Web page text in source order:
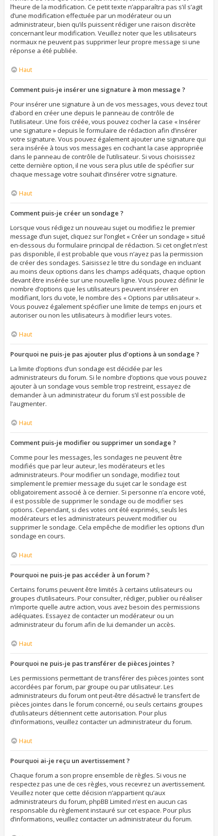
l’heure de la modification. Ce petit texte n’apparaîtra pas s’il s’agit
d’une modification effectuée par un modérateur ou un
administrateur, bien qu’ils puissent rédiger une raison discrète
concernant leur modification. Veuillez noter que les utilisateurs
normaux ne peuvent pas supprimer leur propre message si une
réponse a été publiée.
Haut
Comment puis-je insérer une signature à mon message ?
Pour insérer une signature à un de vos messages, vous devez tout
d’abord en créer une depuis le panneau de contrôle de
l’utilisateur. Une fois créée, vous pouvez cocher la case « Insérer
une signature » depuis le formulaire de rédaction afin d’insérer
votre signature. Vous pouvez également ajouter une signature qui
sera insérée à tous vos messages en cochant la case appropriée
dans le panneau de contrôle de l’utilisateur. Si vous choisissez
cette dernière option, il ne vous sera plus utile de spécifier sur
chaque message votre souhait d’insérer votre signature.
Haut
Comment puis-je créer un sondage ?
Lorsque vous rédigez un nouveau sujet ou modifiez le premier
message d’un sujet, cliquez sur l’onglet « Créer un sondage » situé
en-dessous du formulaire principal de rédaction. Si cet onglet n’est
pas disponible, il est probable que vous n’ayez pas la permission
de créer des sondages. Saisissez le titre du sondage en incluant
au moins deux options dans les champs adéquats, chaque option
devant être insérée sur une nouvelle ligne. Vous pouvez définir le
nombre d’options que les utilisateurs peuvent insérer en
modifiant, lors du vote, le nombre des « Options par utilisateur ».
Vous pouvez également spécifier une limite de temps en jours et
autoriser ou non les utilisateurs à modifier leurs votes.
Haut
Pourquoi ne puis-je pas ajouter plus d’options à un sondage ?
La limite d’options d’un sondage est décidée par les
administrateurs du forum. Si le nombre d’options que vous pouvez
ajouter à un sondage vous semble trop restreint, essayez de
demander à un administrateur du forum s’il est possible de
l’augmenter.
Haut
Comment puis-je modifier ou supprimer un sondage ?
Comme pour les messages, les sondages ne peuvent être
modifiés que par leur auteur, les modérateurs et les
administrateurs. Pour modifier un sondage, modifiez tout
simplement le premier message du sujet car le sondage est
obligatoirement associé à ce dernier. Si personne n’a encore voté,
il est possible de supprimer le sondage ou de modifier ses
options. Cependant, si des votes ont été exprimés, seuls les
modérateurs et les administrateurs peuvent modifier ou
supprimer le sondage. Cela empêche de modifier les options d’un
sondage en cours.
Haut
Pourquoi ne puis-je pas accéder à un forum ?
Certains forums peuvent être limités à certains utilisateurs ou
groupes d’utilisateurs. Pour consulter, rédiger, publier ou réaliser
n’importe quelle autre action, vous avez besoin des permissions
adéquates. Essayez de contacter un modérateur ou un
administrateur du forum afin de lui demander un accès.
Haut
Pourquoi ne puis-je pas transférer de pièces jointes ?
Les permissions permettant de transférer des pièces jointes sont
accordées par forum, par groupe ou par utilisateur. Les
administrateurs du forum ont peut-être désactivé le transfert de
pièces jointes dans le forum concerné, ou seuls certains groupes
d’utilisateurs détiennent cette autorisation. Pour plus
d’informations, veuillez contacter un administrateur du forum.
Haut
Pourquoi ai-je reçu un avertissement ?
Chaque forum a son propre ensemble de règles. Si vous ne
respectez pas une de ces règles, vous recevrez un avertissement.
Veuillez noter que cette décision n’appartient qu’aux
administrateurs du forum, phpBB Limited n’est en aucun cas
responsable du règlement instauré sur cet espace. Pour plus
d’informations, veuillez contacter un administrateur du forum.